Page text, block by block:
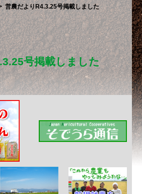
営農だよりR4.3.25号掲載しました
号掲載しました